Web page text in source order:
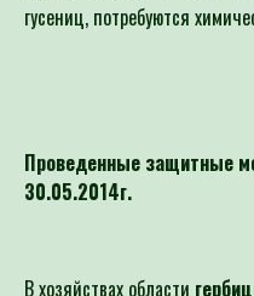
гусениц, потребуются
Проведенные защитные
30.05.2014г.
В хозяйствах области